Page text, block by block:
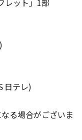
レット」1部
日テレ)
る場合がございま